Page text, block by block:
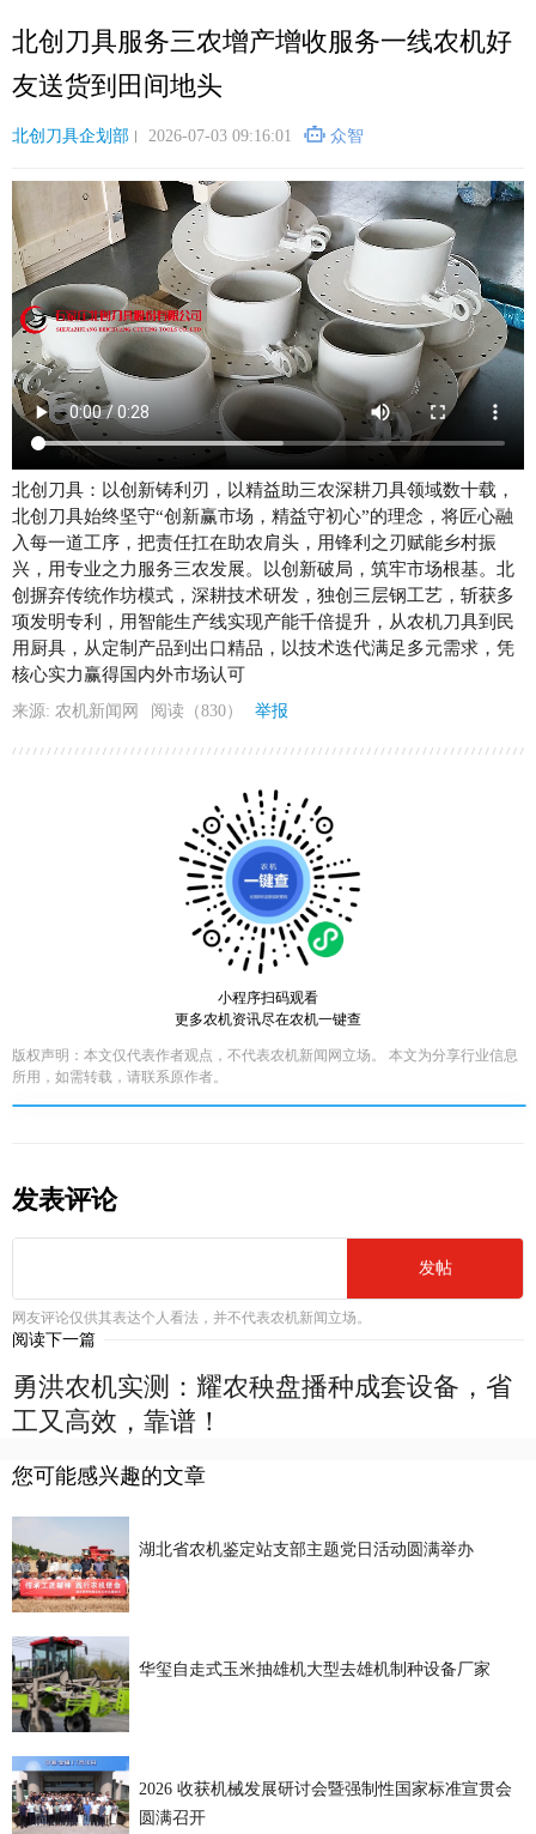
转
内
北创刀具服务三农增产增收服务一线农机好
友送货到田间地头
北创刀具企划部 2026-07-03 09:16:01 众智
北创刀具：以创新铸利刃，以精益助三农深耕刀具领域数十载，
北创刀具始终坚守“创新赢市场，精益守初心”的理念，将匠心融
入每一道工序，把责任扛在助农肩头，用锋利之刃赋能乡村振
兴，用专业之力服务三农发展。以创新破局，筑牢市场根基。北
创摒弃传统作坊模式，深耕技术研发，独创三层钢工艺，斩获多
项发明专利，用智能生产线实现产能千倍提升，从农机刀具到民
用厨具，从定制产品到出口精品，以技术迭代满足多元需求，凭
核心实力赢得国内外市场认可
来源: 农机新闻网 阅读（830） 举报
小程序扫码观看
更多农机资讯尽在农机一键查
版权声明：本文仅代表作者观点，不代表农机新闻网立场。 本文为分享行业信息
所用，如需转载，请联系原作者。
发表评论
发帖
网友评论仅供其表达个人看法，并不代表农机新闻立场。
阅读下一篇
勇洪农机实测：耀农秧盘播种成套设备，省
工又高效，靠谱！
您可能感兴趣的文章
湖北省农机鉴定站支部主题党日活动圆满举办
华玺自走式玉米抽雄机大型去雄机制种设备厂家
2026 收获机械发展研讨会暨强制性国家标准宣贯会
圆满召开